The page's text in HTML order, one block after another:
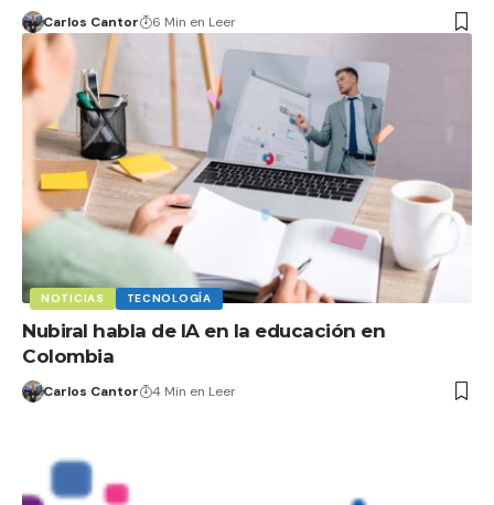
Carlos Cantor 6 Min en Leer
NOTICIAS TECNOLOGÍA
Nubiral habla de IA en la educación en
Colombia
Carlos Cantor 4 Min en Leer